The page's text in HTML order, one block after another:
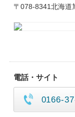
〒078-8341北海道
電話・サイト
0166-